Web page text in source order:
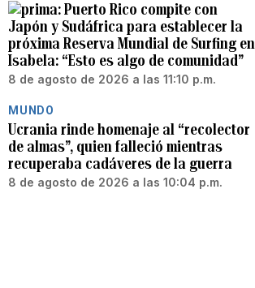
Puerto Rico compite con
Japón y Sudáfrica para establecer la
próxima Reserva Mundial de Surfing en
Isabela: “Esto es algo de comunidad”
8 de agosto de 2026 a las 11:10 p.m.
MUNDO
Ucrania rinde homenaje al “recolector
de almas”, quien falleció mientras
recuperaba cadáveres de la guerra
8 de agosto de 2026 a las 10:04 p.m.